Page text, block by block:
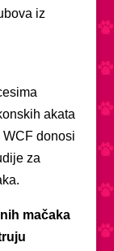
iz
akata
donosi
za
mačaka